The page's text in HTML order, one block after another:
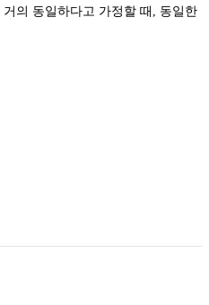
의 동일하다고 가정할 때, 동일한